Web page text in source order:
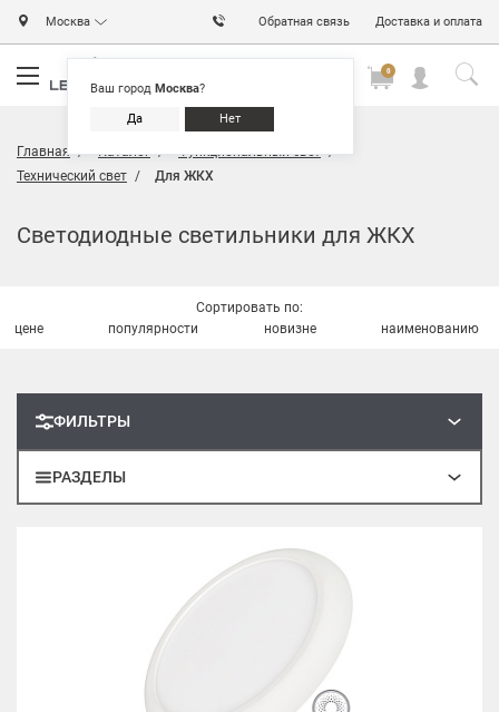
Москва
Ваш город Москва?
Да Нет
Обратная связь Доставка и оплата
0
Главная Каталог
Функциональный свет
Технический свет
Для ЖКХ
Светодиодные светильники для ЖКХ
РАЗДЕЛЫ
ФИЛЬТРЫ
Сортировать по:
цене
популярности новизне наименованию